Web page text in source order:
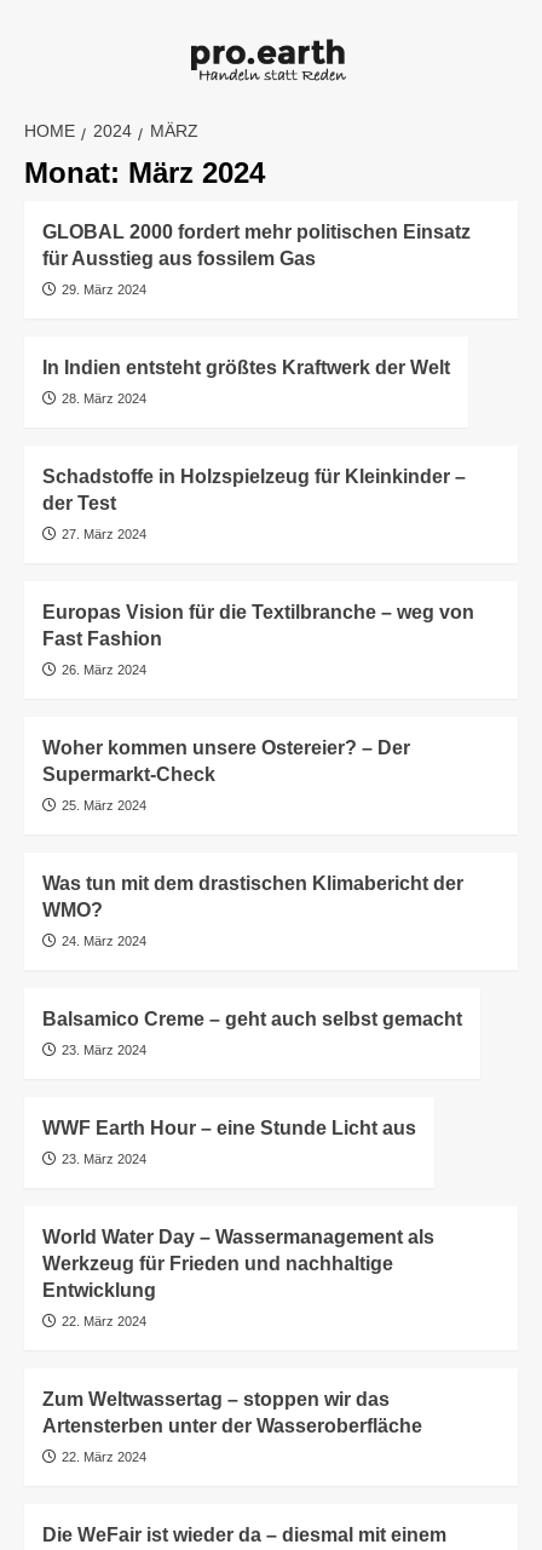
HOME 2024 MÄRZ
Monat: März 2024
GLOBAL 2000 fordert mehr politischen Einsatz
für Ausstieg aus fossilem Gas
29. März 2024
In Indien entsteht größtes Kraftwerk der Welt
28. März 2024
Schadstoffe in Holzspielzeug für Kleinkinder –
der Test
27. März 2024
Europas Vision für die Textilbranche – weg von
Fast Fashion
26. März 2024
Woher kommen unsere Ostereier? – Der
Supermarkt-Check
25. März 2024
Was tun mit dem drastischen Klimabericht der
WMO?
24. März 2024
Balsamico Creme – geht auch selbst gemacht
23. März 2024
WWF Earth Hour – eine Stunde Licht aus
23. März 2024
World Water Day – Wassermanagement als
Werkzeug für Frieden und nachhaltige
Entwicklung
22. März 2024
Zum Weltwassertag – stoppen wir das
Artensterben unter der Wasseroberfläche
22. März 2024
Die WeFair ist wieder da – diesmal mit einem